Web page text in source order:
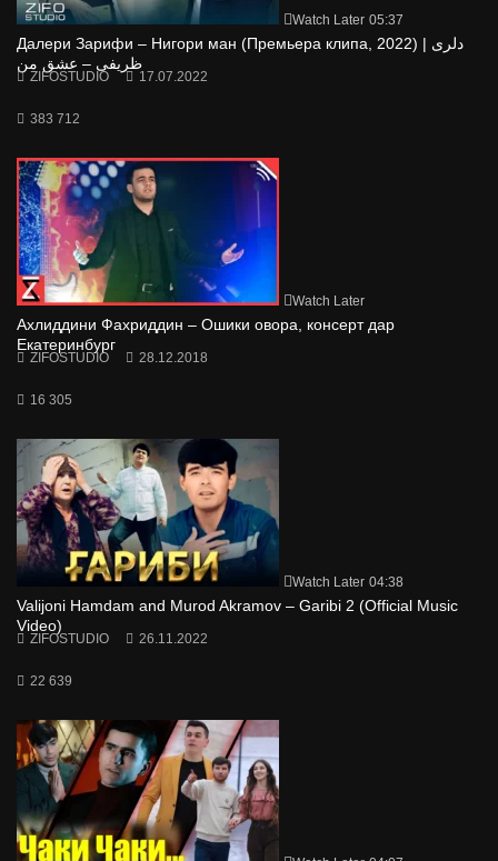
Watch Later 05:37
Далери Зарифи – Нигори ман (Премьера клипа, 2022) | دلری
ظریفی – عشق من
ZIFOSTUDIO 17.07.2022
383 712
Watch Later
Ахлиддини Фахриддин – Ошики овора, консерт дар
Екатеринбург
ZIFOSTUDIO 28.12.2018
16 305
Watch Later 04:38
Valijoni Hamdam and Murod Akramov – Garibi 2 (Official Music
Video)
ZIFOSTUDIO 26.11.2022
22 639